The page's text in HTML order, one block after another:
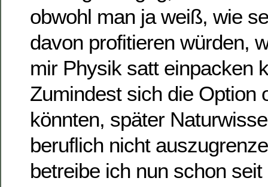
obwohl man ja weiß, wie
davon profitieren würden,
mir Physik satt einpacken
Zumindest sich die Option
könnten, später
beruflich nicht
betreibe ich nun schon